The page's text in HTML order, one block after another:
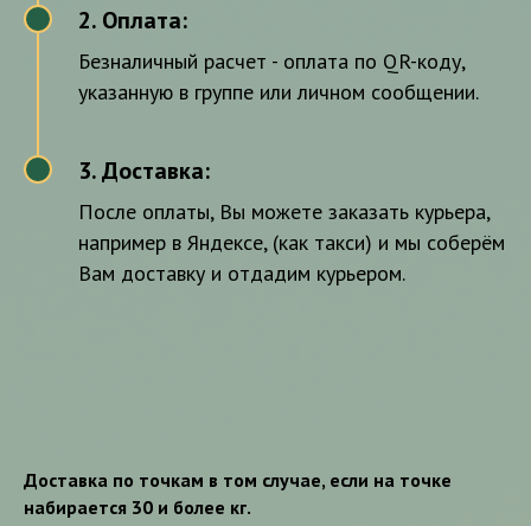
2. Оплата:
Безналичный расчет - оплата по QR-коду,
указанную в группе или личном сообщении.
3. Доставка:
После оплаты, Вы можете заказать курьера,
например в Яндексе, (как такси) и мы соберём
Вам доставку и отдадим курьером.
Доставка по точкам в том случае, если на точке
набирается 30 и более кг.